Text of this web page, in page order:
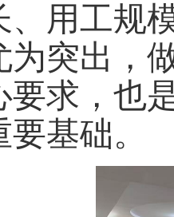
、用工规
为突出，
要求，也
要基础